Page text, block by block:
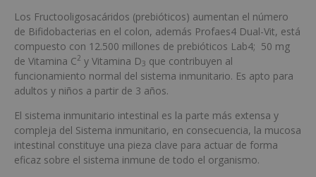
Los Fructooligosacáridos (prebióticos) aumentan el número
de Bifidobacterias en el colon, además Profaes4 Dual-Vit, está
compuesto con 12.500 millones de prebióticos Lab4; 50 mg
de Vitamina C2 y Vitamina D3 que contribuyen al
funcionamiento normal del sistema inmunitario. Es apto para
adultos y niños a partir de 3 años.
El sistema inmunitario intestinal es la parte más extensa y
compleja del Sistema inmunitario, en consecuencia, la mucosa
intestinal constituye una pieza clave para actuar de forma
eficaz sobre el sistema inmune de todo el organismo.